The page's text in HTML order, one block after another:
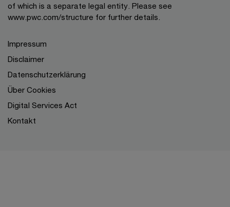
of which is a separate legal entity. Please see
www.pwc.com/structure for further details.
Impressum
Disclaimer
Datenschutzerklärung
Über Cookies
Digital Services Act
Kontakt